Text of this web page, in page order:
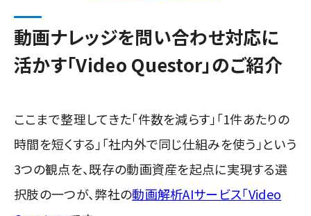
動画ナレッジを問い合わせ対応に
活かす「Video Questor」のご紹介
ここまで整理してきた「件数を減らす」「1件あたりの
時間を短くする」「社内外で同じ仕組みを使う」という
3つの観点を、既存の動画資産を起点に実現する選
択肢の一つが、弊社の動画解析AIサービス「Video